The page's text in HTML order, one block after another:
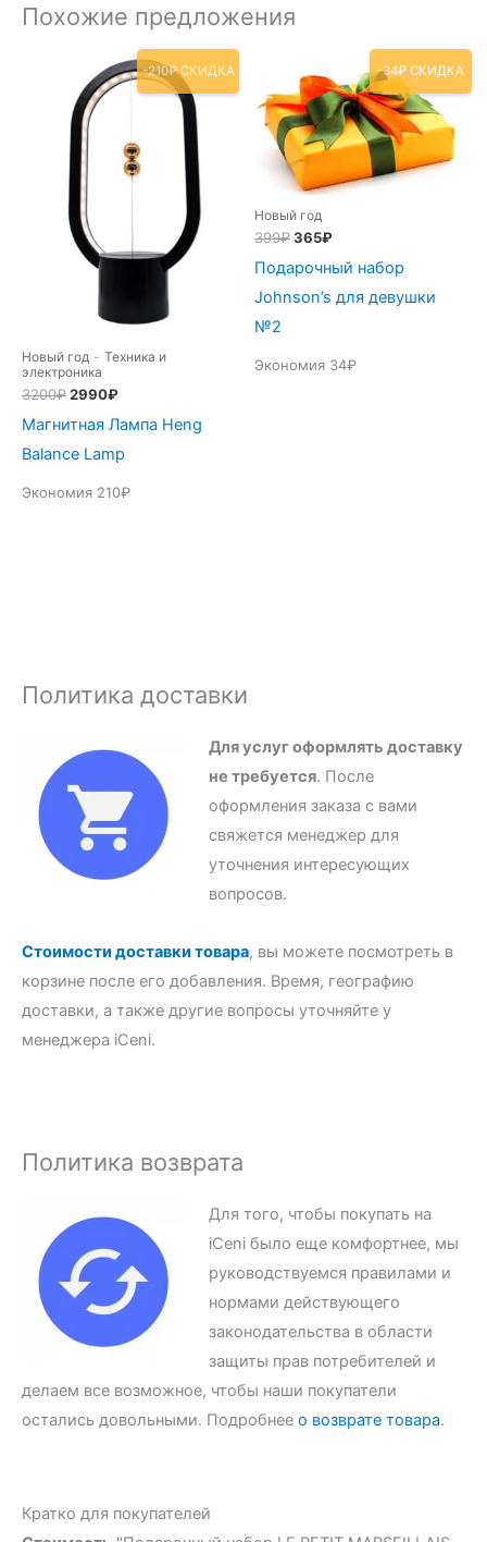
мужчин
Похожие предложения
-210₽ СКИДКА
Новый год - Техника и
электроника
3200₽Первоначальная
составляла
3200₽.
2990₽Текущая
2990₽.
Магнитная Лампа Heng
Balance Lamp
Экономия 210₽
-34₽ СКИДКА
Новый год
399₽Первоначальная
составляла
399₽.
365₽Текущая
365₽.
Подарочный набор
Johnson’s для девушки
№2
Экономия 34₽
Политика доставки
Для услуг оформлять доставку
не требуется. После
оформления заказа с вами
свяжется менеджер для
уточнения интересующих
вопросов.
Стоимости доставки товара, вы можете посмотреть в
корзине после его добавления. Время, географию
доставки, а также другие вопросы уточняйте у
менеджера iCeni.
Политика возврата
Для того, чтобы покупать на
iCeni было еще комфортнее, мы
руководствуемся правилами и
нормами действующего
законодательства в области
защиты прав потребителей и
делаем все возможное, чтобы наши покупатели
остались довольными. Подробнее о возврате товара.
Кратко для покупателей